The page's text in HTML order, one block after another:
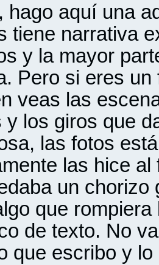
hago aquí una
tiene narrativa
y la mayor
Pero si eres
veas las
y los giros que
las fotos
las hice
un
que
de texto. No
que escribo y